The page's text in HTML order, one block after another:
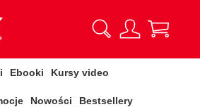
Ebooki Kursy video
Nowości Bestsellery